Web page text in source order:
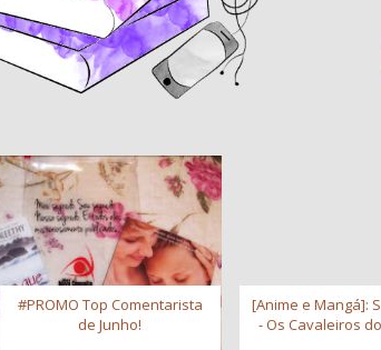
#PROMO Top Comentarista
de Junho!
[Anime e Mangá]:
- Os Cavaleiros